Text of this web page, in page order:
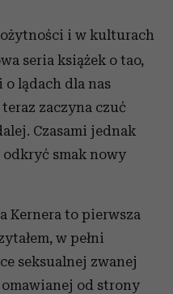
i w kulturach
seria książek o tao,
lądach dla nas
zaczyna czuć
Czasami jednak
smak nowy
Kernera to pierwsza
w pełni
seksualnej zwanej
od strony